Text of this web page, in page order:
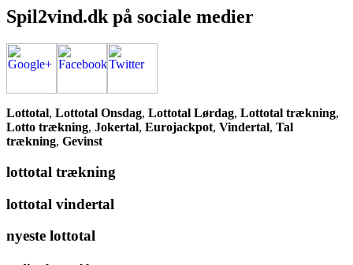
Spil2vind.dk på sociale medier
Lottotal, Lottotal Onsdag, Lottotal Lørdag, Lottotal trækning,
Lotto trækning, Jokertal, Eurojackpot, Vindertal, Tal
trækning, Gevinst
lottotal trækning
lottotal vindertal
nyeste lottotal